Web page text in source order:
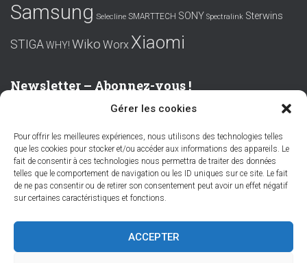
Gérer les cookies
Pour offrir les meilleures expériences, nous utilisons des technologies telles
que les cookies pour stocker et/ou accéder aux informations des appareils. Le
fait de consentir à ces technologies nous permettra de traiter des données
telles que le comportement de navigation ou les ID uniques sur ce site. Le fait
de ne pas consentir ou de retirer son consentement peut avoir un effet négatif
sur certaines caractéristiques et fonctions.
ACCEPTER
Samsung Selecline SMARTTECH SONY Spectralink Sterwins
STIGAWHY! Wiko Worx Xiaomi
Newsletter – Abonnez-vous !
Prénom ou nom complet
Email